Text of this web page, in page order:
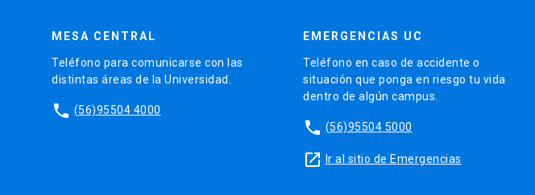
MESA CENTRAL
Teléfono para comunicarse con las
distintas áreas de la Universidad.
phone (56)95504 4000
EMERGENCIAS UC
Teléfono en caso de accidente o
situación que ponga en riesgo tu vida
dentro de algún campus.
phone (56)95504 5000
launch Ir al sitio de Emergencias